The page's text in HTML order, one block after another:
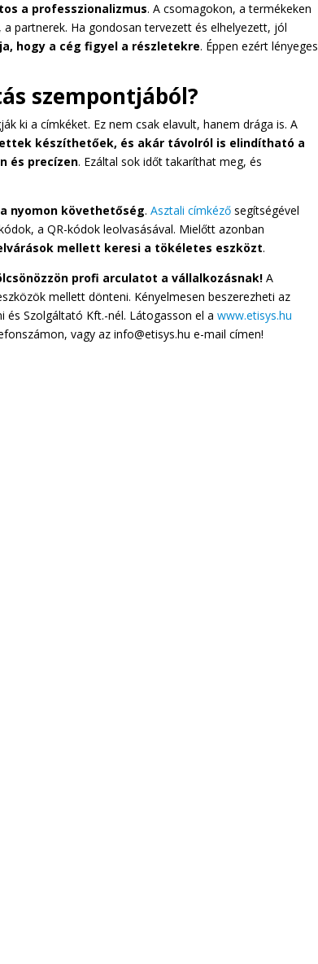
a professzionalizmus. A csomagokon, a termékeken
partnerek. Ha gondosan tervezett és elhelyezett, jól
hogy a cég figyel a részletekre. Éppen ezért lényeges
szempontjából?
ki a címkéket. Ez nem csak elavult, hanem drága is. A
készíthetőek, és akár távolról is elindítható a
és precízen. Ezáltal sok időt takaríthat meg, és
nyomon követhetőség.Asztali címkéző segítségével
a QR-kódok leolvasásával. Mielőtt azonban
mellett keresi a tökéletes eszközt.
profi arculatot a vállalkozásnak!A
mellett dönteni. Kényelmesen beszerezheti az
és Szolgáltató Kft.-nél. Látogasson el awww.etisys.hu
vagy az info@etisys.hu e-mail címen!